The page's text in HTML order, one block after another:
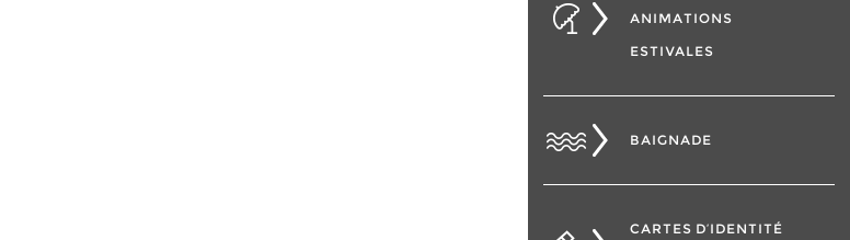
ANIMATIONS
ESTIVALES
BAIGNADE
CARTES D’IDENTITÉ